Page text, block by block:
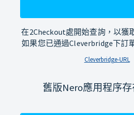
在2Checkout處開始查詢，以獲
如果您已通過Cleverbridge下訂
Cleverbridge-URL
舊版Nero應用程序